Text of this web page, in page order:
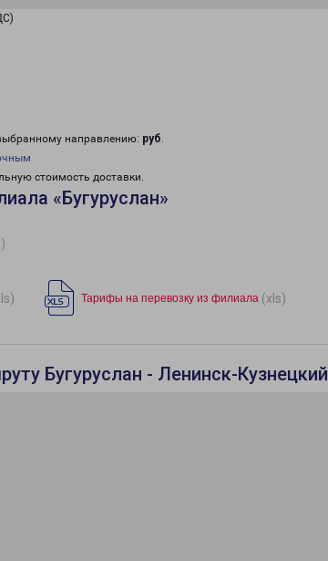
направлению: руб.
стоимость доставки.
«Бугуруслан»
Тарифы на перевозку из филиала (xls)
Бугуруслан - Ленинск-Кузнецкий